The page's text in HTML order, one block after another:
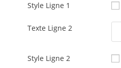
Style Ligne 1
Texte Ligne 2
Style Ligne 2